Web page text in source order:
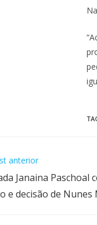
anterior
Janaina Paschoal
e decisão de Nunes